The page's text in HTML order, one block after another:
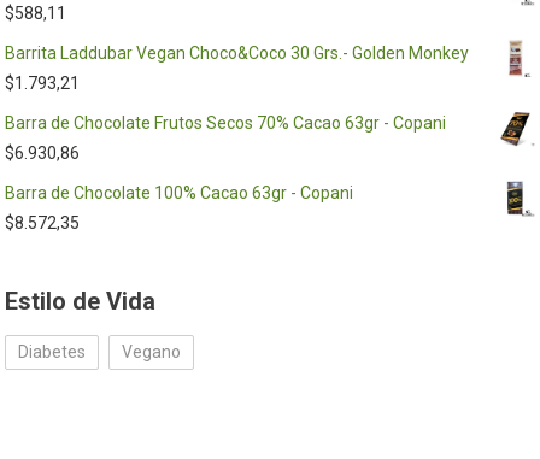
$588,11
Barrita Laddubar Vegan Choco&Coco 30 Grs.- Golden Monkey
$1.793,21
Barra de Chocolate Frutos Secos 70% Cacao 63gr - Copani
$6.930,86
Barra de Chocolate 100% Cacao 63gr - Copani
$8.572,35
Estilo de Vida
Diabetes Vegano